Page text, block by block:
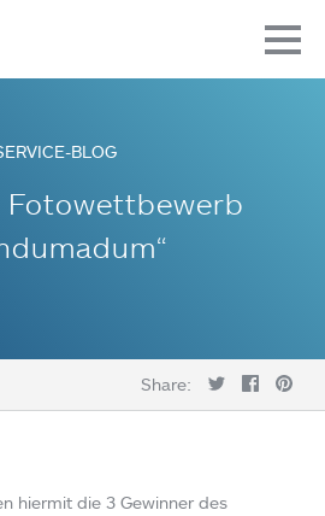
BLOG
Fotowettbewerb
Share:
hiermit die 3 Gewinner des